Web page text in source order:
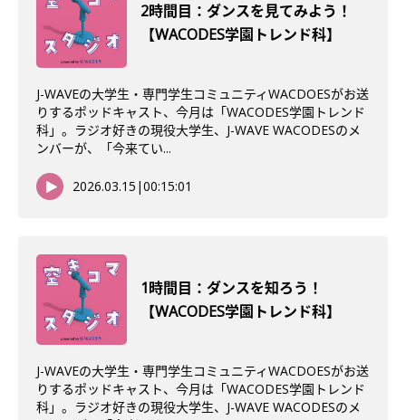
2時間目：ダンスを見てみよう！
【WACODES学園トレンド科】
J-WAVEの大学生・専門学生コミュニティWACDOESがお送
りするポッドキャスト、今月は「WACODES学園トレンド
科」。ラジオ好きの現役大学生、J-WAVE WACODESのメ
ンバーが、「今来てい...
2026.03.15 |00:15:01
1時間目：ダンスを知ろう！
【WACODES学園トレンド科】
J-WAVEの大学生・専門学生コミュニティWACDOESがお送
りするポッドキャスト、今月は「WACODES学園トレンド
科」。ラジオ好きの現役大学生、J-WAVE WACODESのメ